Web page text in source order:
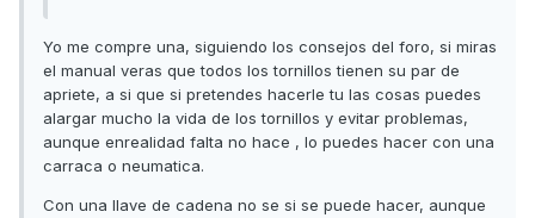
Yo me compre una, siguiendo los consejos del foro, si miras
el manual veras que todos los tornillos tienen su par de
apriete, a si que si pretendes hacerle tu las cosas puedes
alargar mucho la vida de los tornillos y evitar problemas,
aunque enrealidad falta no hace , lo puedes hacer con una
carraca o neumatica.
Con una llave de cadena no se si se puede hacer, aunque